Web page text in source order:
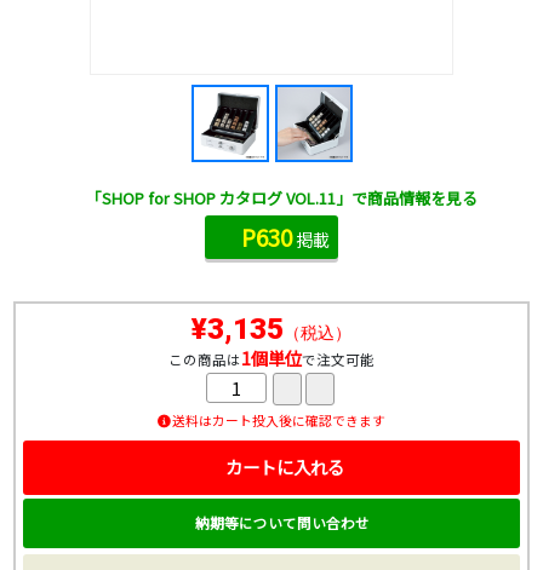
¥3,135 （税込）
この商品は1個単位で注文可能
送料はカート投入後に確認できます
カートに入れる
納期等について問い合わせ
「SHOP for SHOP カタログ VOL.11」で商品情報を見る
P630掲載